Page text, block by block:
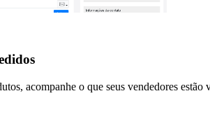
acompanhe o que seus vendedores